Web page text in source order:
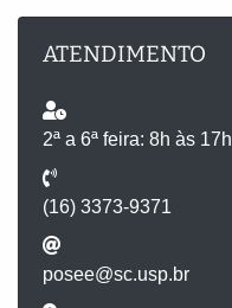
ATENDIMENTO
2ª a 6ª feira: 8h às 17h
(16) 3373-9371
posee@sc.usp.br